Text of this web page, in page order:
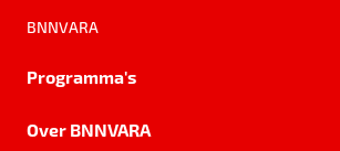
BNNVARA
Programma's
Over BNNVARA